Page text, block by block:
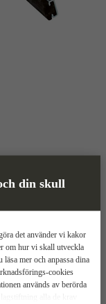
din skull
det använder vi kakor
om hur vi skall utveckla
mer och anpassa dina
cookies
används av berörda
alla de krav